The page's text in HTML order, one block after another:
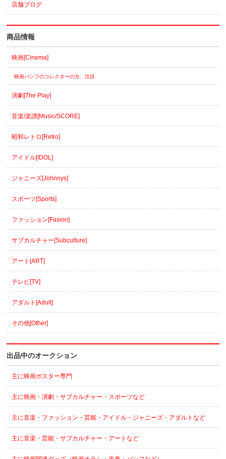
店舗ブログ
商品情報
映画[Cinema]
映画パンフのコレクターの方、注目
演劇[The Play]
音楽/楽譜[Music/SCORE]
昭和レトロ[Retro]
アイドル[IDOL]
ジャニーズ[Johnnys]
スポーツ[Sports]
ファッション[Fasion]
サブカルチャー[Subculture]
アート[ART]
テレビ[TV]
アダルト[Adult]
その他[Other]
出品中のオークション
主に映画ポスター専門
主に映画・演劇・サブカルチャー・スポーツなど
主に音楽・ファッション・芸能・アイドル・ジャニーズ・アダルトなど
主に音楽・芸能・サブカルチャー・アートなど